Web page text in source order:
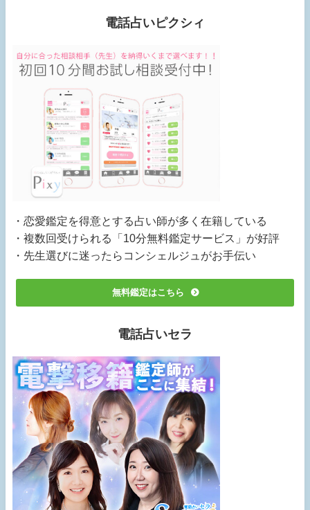
電話占いピクシィ
・恋愛鑑定を得意とする占い師が多く在籍している
・複数回受けられる「10分無料鑑定サービス」が好評
・先生選びに迷ったらコンシェルジュがお手伝い
無料鑑定はこちら
電話占いセラ